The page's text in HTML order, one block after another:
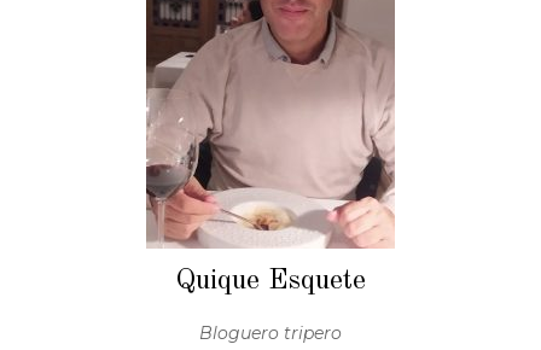
Quique Esquete
Bloguero tripero